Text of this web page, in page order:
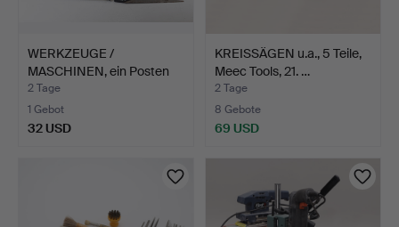
WERKZEUGE /
MASCHINEN, ein Posten
u.a. mit…
2 Tage
1 Gebot
32 USD
KREISSÄGEN u.a., 5 Teile,
Meec Tools, 21. …
2 Tage
8 Gebote
69 USD